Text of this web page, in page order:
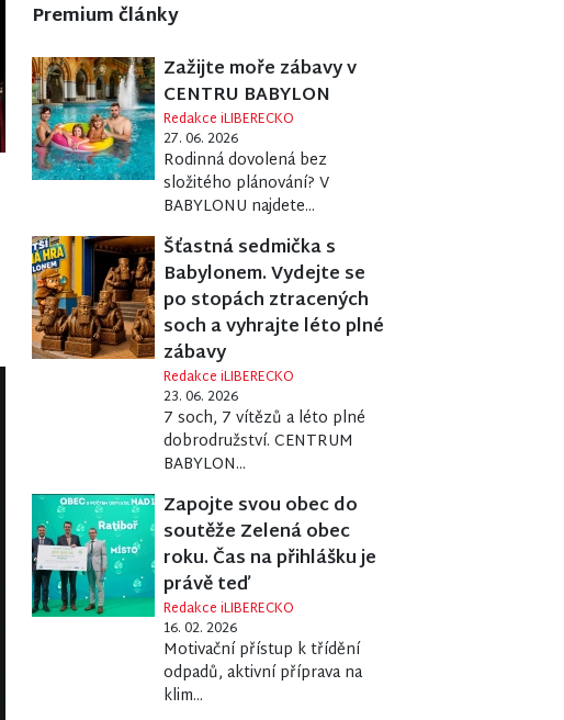
Premium články
Zažijte moře zábavy v
CENTRU BABYLON
Redakce iLIBERECKO
27. 06. 2026
Rodinná dovolená bez
složitého plánování? V
BABYLONU najdete...
Šťastná sedmička s
Babylonem. Vydejte se
po stopách ztracených
soch a vyhrajte léto plné
zábavy
Redakce iLIBERECKO
23. 06. 2026
7 soch, 7 vítězů a léto plné
dobrodružství. CENTRUM
BABYLON...
Zapojte svou obec do
soutěže Zelená obec
roku. Čas na přihlášku je
právě teď
Redakce iLIBERECKO
16. 02. 2026
Motivační přístup k třídění
odpadů, aktivní příprava na
klim...